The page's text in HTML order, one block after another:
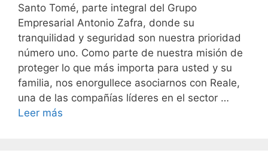
Santo Tomé, parte integral del Grupo
Empresarial Antonio Zafra, donde su
tranquilidad y seguridad son nuestra prioridad
número uno. Como parte de nuestra misión de
proteger lo que más importa para usted y su
familia, nos enorgullece asociarnos con Reale,
una de las compañías líderes en el sector …
Leer más